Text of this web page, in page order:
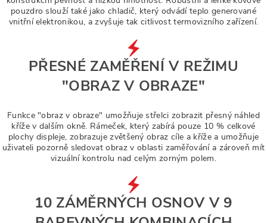
pouzdro slouží také jako chladič, který odvádí teplo generované
vnitřní elektronikou, a zvyšuje tak citlivost termovizního zařízení.
PŘESNÉ ZAMĚŘENÍ V REŽIMU
"OBRAZ V OBRAZE"
Funkce "obraz v obraze" umožňuje střelci zobrazit přesný náhled
kříže v dalším okně. Rámeček, který zabírá pouze 10 % celkové
plochy displeje, zobrazuje zvětšený obraz cíle a kříže a umožňuje
uživateli pozorně sledovat obraz v oblasti zaměřování a zároveň mít
vizuální kontrolu nad celým zorným polem.
10 ZÁMĚRNÝCH OSNOV V 9